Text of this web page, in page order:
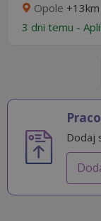
Opole +13km
3 dni temu -
Dodaj